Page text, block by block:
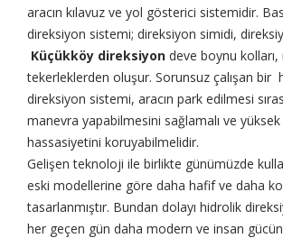
aracın kılavuz ve yol gösterici sistemidir.
direksiyon sistemi; direksiyon simidi,
Küçükköy direksiyon deve boynu
tekerleklerden oluşur. Sorunsuz çalışan bir
direksiyon sistemi, aracın park edilmesi
manevra yapabilmesini sağlamalı ve yüksek
hassasiyetini koruyabilmelidir.
Gelişen teknoloji ile birlikte günümüzde
eski modellerine göre daha hafif ve daha
tasarlanmıştır. Bundan dolayı hidrolik
her geçen gün daha modern ve insan